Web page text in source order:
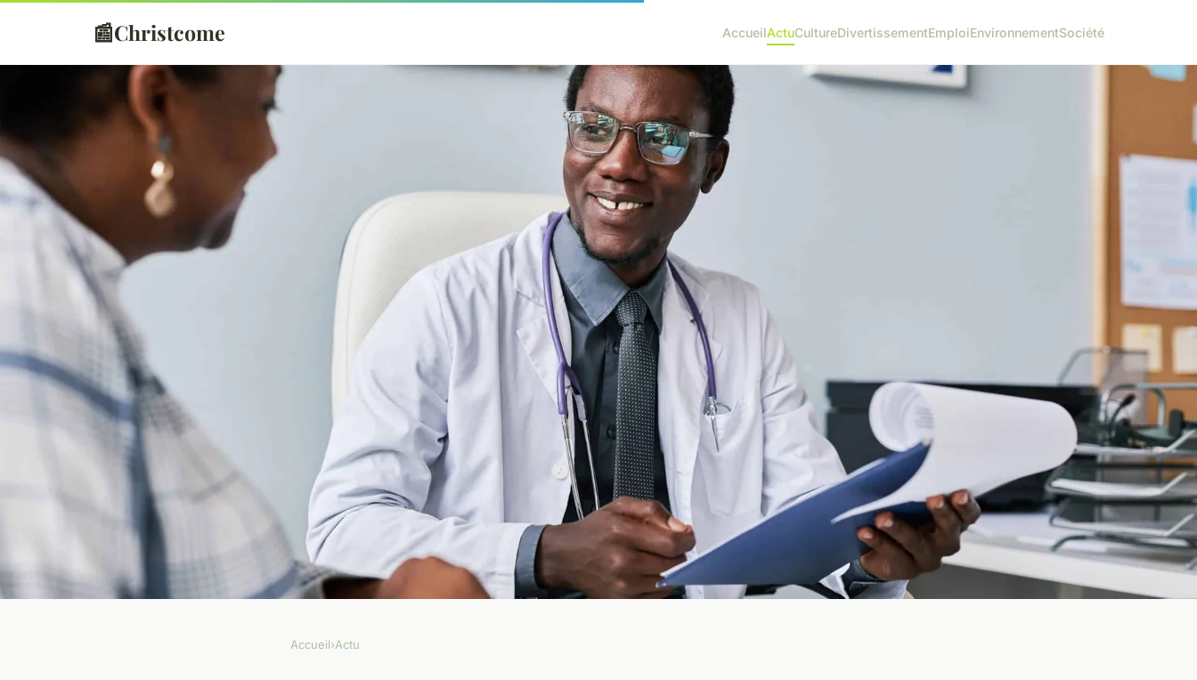
📰Christcome AccueilActuCultureDivertissementEmploiEnvironnementSociété
Accueil›Actu